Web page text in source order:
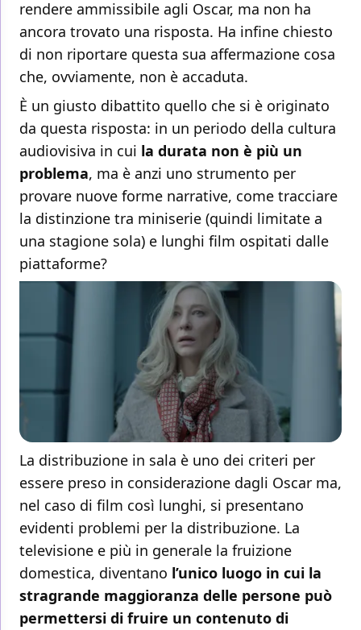
rendere ammissibile agli Oscar, ma non ha
ancora trovato una risposta. Ha infine chiesto
di non riportare questa sua affermazione cosa
che, ovviamente, non è accaduta.
È un giusto dibattito quello che si è originato
da questa risposta: in un periodo della cultura
audiovisiva in cui la durata non è più un
problema, ma è anzi uno strumento per
provare nuove forme narrative, come tracciare
la distinzione tra miniserie (quindi limitate a
una stagione sola) e lunghi film ospitati dalle
piattaforme?
La distribuzione in sala è uno dei criteri per
essere preso in considerazione dagli Oscar ma,
nel caso di film così lunghi, si presentano
evidenti problemi per la distribuzione. La
televisione e più in generale la fruizione
domestica, diventano l’unico luogo in cui la
stragrande maggioranza delle persone può
permettersi di fruire un contenuto di